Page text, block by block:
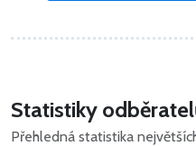
Statistiky
Přehledná statistika